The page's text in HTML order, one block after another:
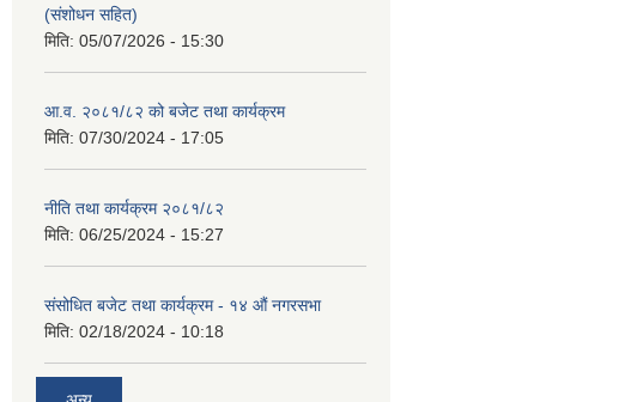
(संशोधन सहित)
मिति: 05/07/2026 - 15:30
आ.व. २०८१/८२ को बजेट तथा कार्यक्रम
मिति: 07/30/2024 - 17:05
नीति तथा कार्यक्रम २०८१/८२
मिति: 06/25/2024 - 15:27
संसोधित बजेट तथा कार्यक्रम - १४ औं नगरसभा
मिति: 02/18/2024 - 10:18